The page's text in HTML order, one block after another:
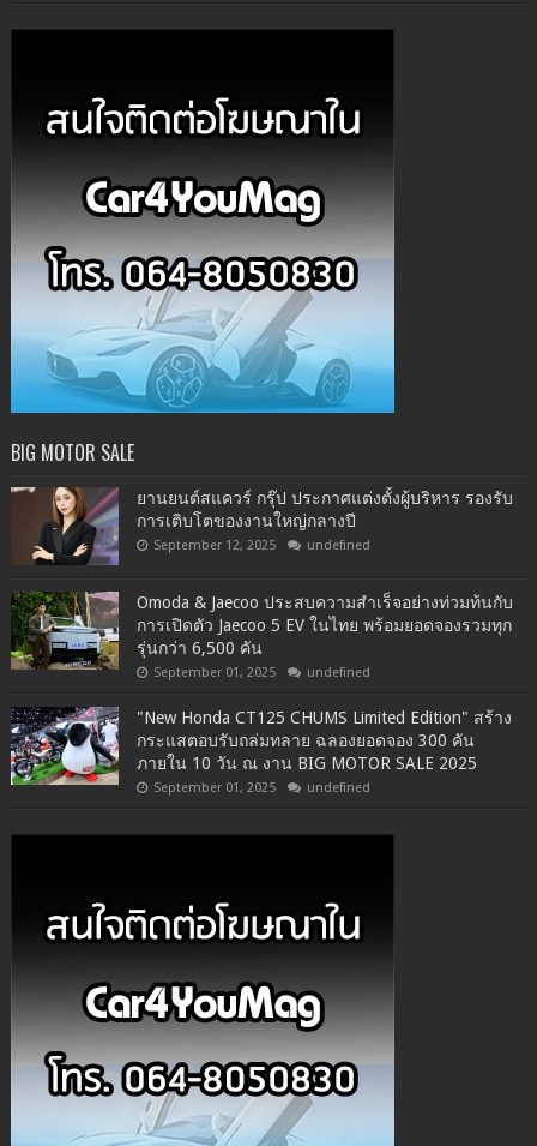
BIG MOTOR SALE
ยานยนต์สแควร์ กรุ๊ป ประกาศแต่งตั้งผู้บริหาร รองรับ
การเติบโตของงานใหญ่กลางปี
September 12, 2025 undefined
Omoda & Jaecoo ประสบความสำเร็จอย่างท่วมท้นกับ
การเปิดตัว Jaecoo 5 EV ในไทย พร้อมยอดจองรวมทุก
รุ่นกว่า 6,500 คัน
September 01, 2025 undefined
"New Honda CT125 CHUMS Limited Edition" สร้าง
กระแสตอบรับถล่มทลาย ฉลองยอดจอง 300 คัน
ภายใน 10 วัน ณ งาน BIG MOTOR SALE 2025
September 01, 2025 undefined